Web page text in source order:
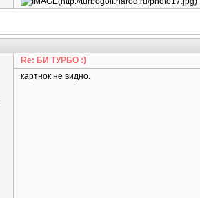
Re: БИ ТУРБО :)
картнок не видно.